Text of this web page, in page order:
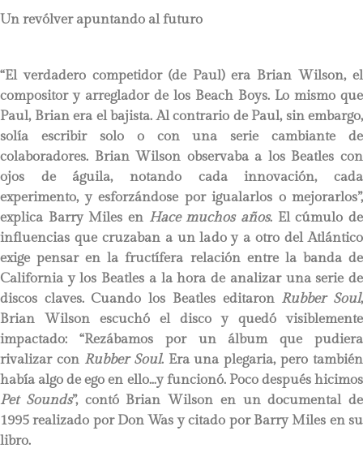
Un revólver apuntando al futuro
“El verdadero competidor (de Paul) era Brian Wilson, el
compositor y arreglador de los Beach Boys. Lo mismo que
Paul, Brian era el bajista. Al contrario de Paul, sin embargo,
solía escribir solo o con una serie cambiante de
colaboradores. Brian Wilson observaba a los Beatles con
ojos de águila, notando cada innovación, cada
experimento, y esforzándose por igualarlos o mejorarlos”,
explica Barry Miles en Hace muchos años. El cúmulo de
influencias que cruzaban a un lado y a otro del Atlántico
exige pensar en la fructífera relación entre la banda de
California y los Beatles a la hora de analizar una serie de
discos claves. Cuando los Beatles editaron Rubber Soul,
Brian Wilson escuchó el disco y quedó visiblemente
impactado: “Rezábamos por un álbum que pudiera
rivalizar con Rubber Soul. Era una plegaria, pero también
había algo de ego en ello…y funcionó. Poco después hicimos
Pet Sounds”, contó Brian Wilson en un documental de
1995 realizado por Don Was y citado por Barry Miles en su
libro.